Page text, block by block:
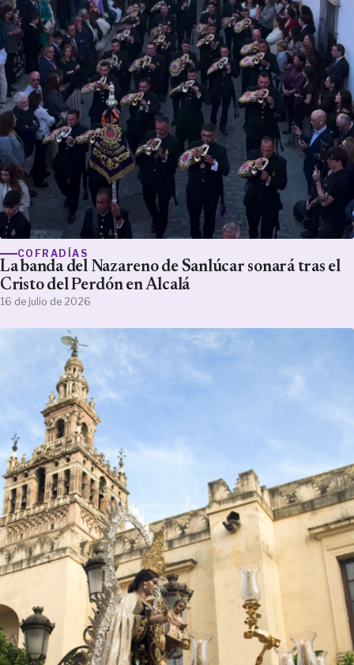
COFRADÍAS
La banda del Nazareno de Sanlúcar sonará tras el
Cristo del Perdón en Alcalá
16 de julio de 2026